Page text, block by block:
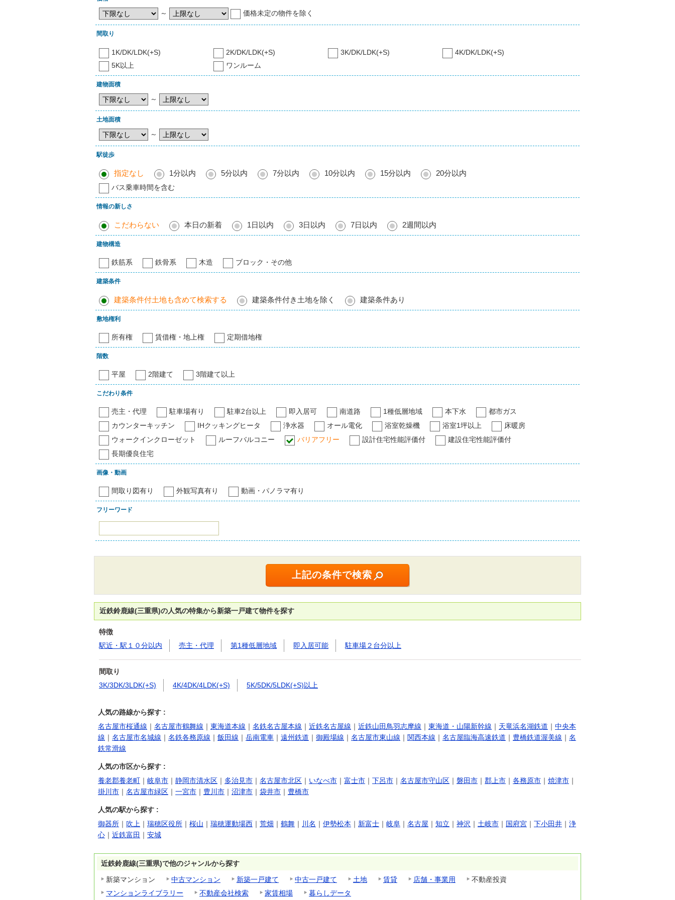
～ 価格未定の物件を除く
間取り
1K/DK/LDK(+S) 2K/DK/LDK(+S) 3K/DK/LDK(+S)
4K/DK/LDK(+S)
5K以上
ワンルーム
建物面積
～
土地面積
～
駅徒歩
指定なし 1分以内 5分以内 7分以内 10分以内 15分以内 20分以内
バス乗車時間を含む
情報の新しさ
こだわらない 本日の新着 1日以内 3日以内 7日以内 2週間以内
建物構造
鉄筋系 鉄骨系 木造 ブロック・その他
建築条件
建築条件付土地も含めて検索する 建築条件付き土地を除く 建築条件あり
敷地権利
所有権 賃借権・地上権 定期借地権
階数
平屋 2階建て 3階建て以上
こだわり条件
売主・代理 駐車場有り 駐車2台以上 即入居可 南道路 1種低層地域 本下水
都市ガス
カウンターキッチン
IHクッキングヒータ 浄水器 オール電化 浴室乾燥機 浴室1坪以上
床暖房
ウォークインクローゼット
ルーフバルコニー バリアフリー 設計住宅性能評価付
建設住宅性能評価付
長期優良住宅
画像・動画
間取り図有り 外観写真有り 動画・パノラマ有り
フリーワード
近鉄鈴鹿線(三重県)の人気の特集から新築一戸建て物件を探す
特徴
駅近・駅１０分以内
売主・代理 第1種低層地域 即入居可能 駐車場２台分以上
間取り
3K/3DK/3LDK(+S)
4K/4DK/4LDK(+S) 5K/5DK/5LDK(+S)以上
人気の路線から探す :
名古屋市桜通線 ｜ 名古屋市鶴舞線 ｜ 東海道本線 ｜ 名鉄名古屋本線 ｜ 近鉄名古屋線 ｜ 近鉄山田鳥羽志摩線 ｜ 東海道・山陽新幹線 ｜ 天竜浜名湖鉄道 ｜ 中央本
線 ｜ 名古屋市名城線 ｜ 名鉄各務原線 ｜ 飯田線 ｜ 岳南電車 ｜ 遠州鉄道 ｜ 御殿場線 ｜ 名古屋市東山線 ｜ 関西本線 ｜ 名古屋臨海高速鉄道 ｜ 豊橋鉄道渥美線 ｜ 名
鉄常滑線
人気の市区から探す :
養老郡養老町 ｜ 岐阜市 ｜ 静岡市清水区 ｜ 多治見市 ｜ 名古屋市北区 ｜ いなべ市 ｜ 富士市 ｜ 下呂市 ｜ 名古屋市守山区 ｜ 磐田市 ｜ 郡上市 ｜ 各務原市 ｜ 焼津市 ｜
掛川市 ｜ 名古屋市緑区 ｜ 一宮市 ｜ 豊川市 ｜ 沼津市 ｜ 袋井市 ｜ 豊橋市
人気の駅から探す :
御器所 ｜ 吹上 ｜ 瑞穂区役所 ｜ 桜山 ｜ 瑞穂運動場西 ｜ 荒畑 ｜ 鶴舞 ｜ 川名 ｜ 伊勢松本 ｜ 新富士 ｜ 岐阜 ｜ 名古屋 ｜ 知立 ｜ 神沢 ｜ 土岐市 ｜ 国府宮 ｜ 下小田井 ｜ 浄
心 ｜ 近鉄富田 ｜ 安城
近鉄鈴鹿線(三重県)で他のジャンルから探す
新築マンション
中古マンション 新築一戸建て 中古一戸建て 土地 賃貸 店舗・事業用
不動産投資
マンションライブラリー
不動産会社検索 家賃相場 暮らしデータ